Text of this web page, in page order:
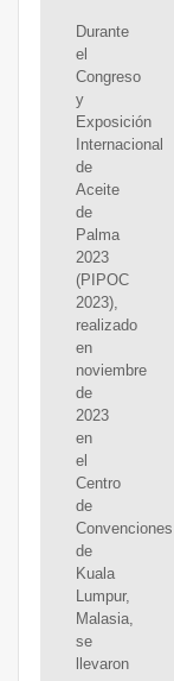
Durante
el
Congreso
y
Exposición
Internacional
de
Aceite
de
Palma
2023
(PIPOC
2023),
realizado
en
noviembre
de
2023
en
el
Centro
de
Convenciones
de
Kuala
Lumpur,
Malasia,
se
llevaron